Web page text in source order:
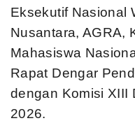
Eksekutif Nasional
Nusantara, AGRA,
Mahasiswa
Rapat Dengar
dengan Komisi XIII
2026.